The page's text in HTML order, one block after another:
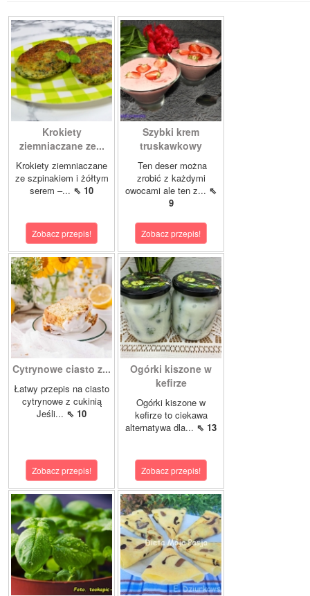
Krokiety
ziemniaczane ze...
Krokiety ziemniaczane
ze szpinakiem i żółtym
serem –... ⇖ 10
Zobacz przepis!
Szybki krem
truskawkowy
Ten deser można
zrobić z każdymi
owocami ale ten z... ⇖
9
Zobacz przepis!
Cytrynowe ciasto z...
Łatwy przepis na ciasto
cytrynowe z cukinią
Jeśli... ⇖ 10
Zobacz przepis!
Ogórki kiszone w
kefirze
Ogórki kiszone w
kefirze to ciekawa
alternatywa dla... ⇖ 13
Zobacz przepis!